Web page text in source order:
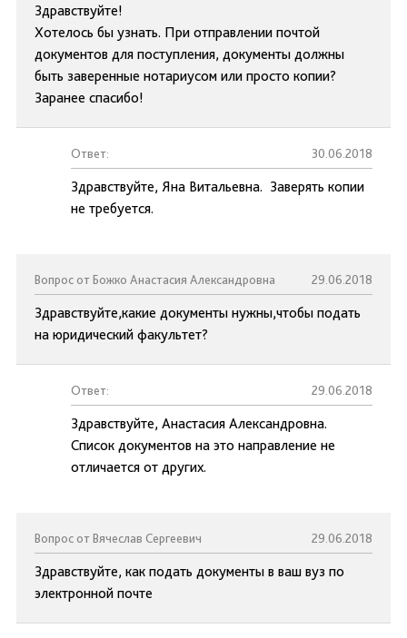
Здравствуйте!
Хотелось бы узнать. При отправлении почтой
документов для поступления, документы должны
быть заверенные нотариусом или просто копии?
Заранее спасибо!
Ответ: 30.06.2018
Здравствуйте, Яна Витальевна. Заверять копии
не требуется.
Вопрос от Божко Анастасия Александровна 29.06.2018
Здравствуйте,какие документы нужны,чтобы подать
на юридический факультет?
Ответ: 29.06.2018
Здравствуйте, Анастасия Александровна.
Список документов на это направление не
отличается от других.
Вопрос от Вячеслав Сергеевич 29.06.2018
Здравствуйте, как подать документы в ваш вуз по
электронной почте